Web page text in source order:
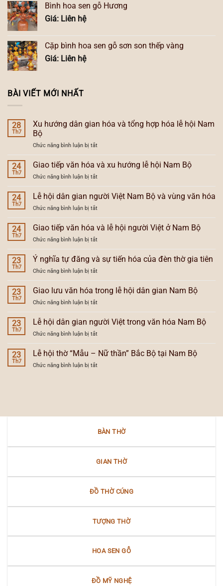
Bình hoa sen gỗ Hương
Giá: Liên hệ
Cặp bình hoa sen gỗ sơn son thếp vàng
Giá: Liên hệ
BÀI VIẾT MỚI NHẤT
28
Th7
Xu hướng dân gian hóa và tổng hợp hóa lễ hội Nam
Bộ
Chức năng bình luận bị tắtở
Xu
hướng
gian
hóa
và
lễ
hội
Bộ
24
Th7
Giao tiếp văn hóa và xu hướng lễ hội Nam Bộ
Chức năng bình luận bị tắtở
Giao
tiếp
văn
hóa
và
xu
Nam
Bộ
24
Th7
Lễ hội dân gian người Việt Nam Bộ và vùng văn hóa
Chức năng bình luận bị tắtở
Lễ
hội
gian
người
Việt
vùng
văn
24
Th7
Giao tiếp văn hóa và lễ hội người Việt ở Nam Bộ
Chức năng bình luận bị tắtở
Giao
tiếp
hóa
và
lễ
ở
Nam
23
Th7
Ý nghĩa tự đăng và sự tiến hóa của đèn thờ gia tiên
Chức năng bình luận bị tắtở
Ý
nghĩa
đăng
và
sự
đèn
thờ
23
Th7
Giao lưu văn hóa trong lễ hội dân gian Nam Bộ
Chức năng bình luận bị tắtở
Giao
lưu
văn
hóa
trong
lễ
23
Th7
Lễ hội dân gian người Việt trong văn hóa Nam Bộ
Chức năng bình luận bị tắtở
Lễ
hội
gian
Nam
Bộ
23
Th7
Lễ hội thờ “Mẫu – Nữ thần” Bắc Bộ tại Nam Bộ
Chức năng bình luận bị tắtở
Nữ
Bắc
Nam
BÀN THỜ
GIAN THỜ
ĐỒ THỜ CÚNG
TƯỢNG THỜ
HOA SEN GỖ
ĐỒ MỸ NGHỆ